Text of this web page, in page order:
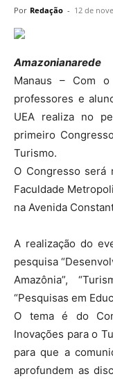
Por Redação - 12 de
Amazonianarede
Manaus – Com
professores e
UEA realiza no
primeiro
Turismo.
O Congresso será
Faculdade
na Avenida
A realização do
pesquisa
Amazônia”,
“Pesquisas em
O tema é do
Inovações para o
para que a
aprofundem as